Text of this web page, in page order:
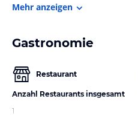
Mehr anzeigen
Gastronomie
Restaurant
Anzahl Restaurants insgesamt
1